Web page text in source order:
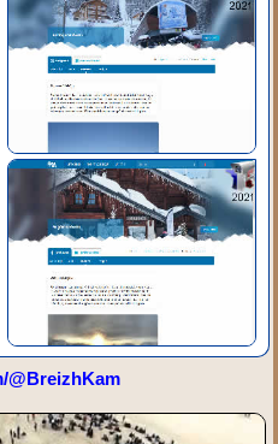
@BreizhKam